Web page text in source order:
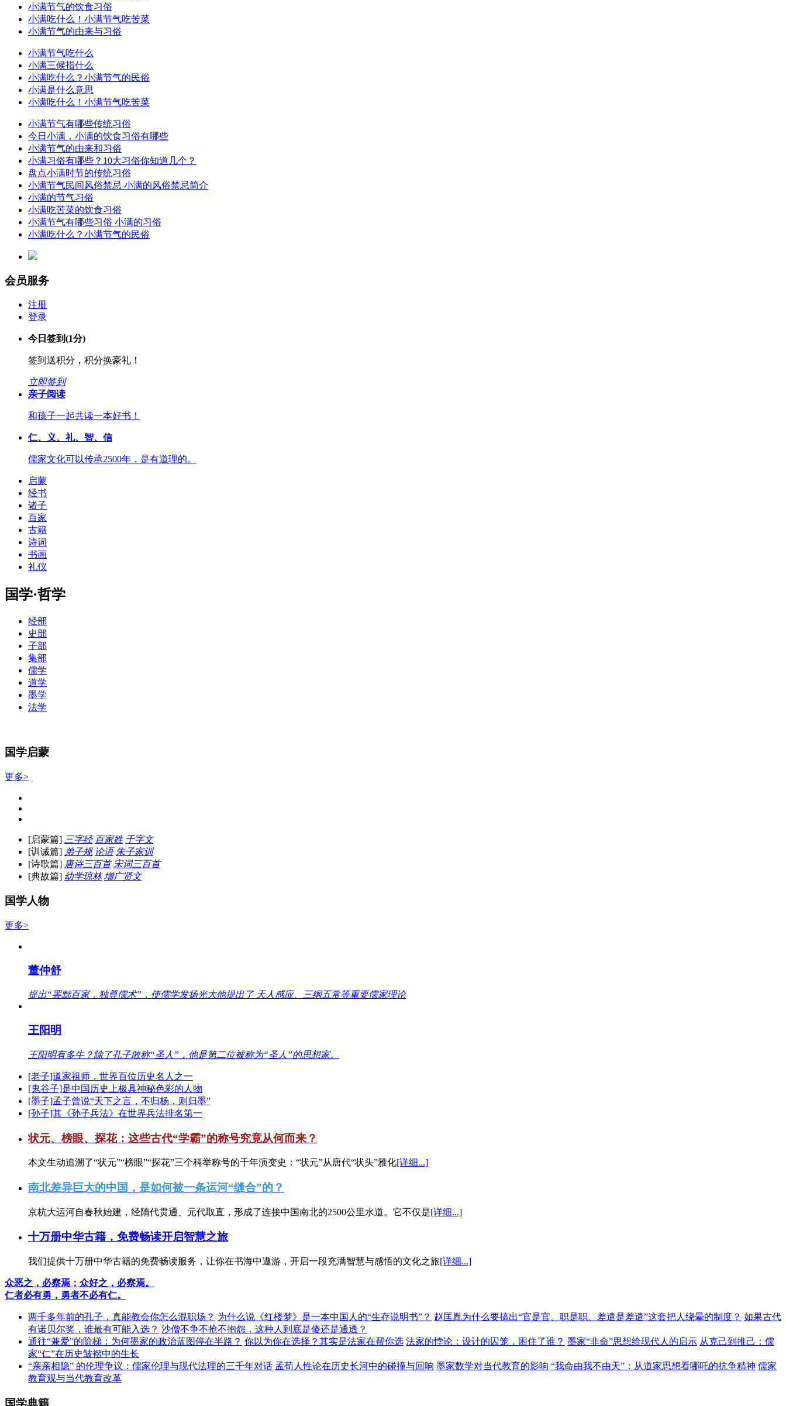
小满节气的饮食习俗
小满吃什么！小满节气吃苦菜
小满节气的由来与习俗
小满节气吃什么
小满三候指什么
小满吃什么？小满节气的民俗
小满是什么意思
小满吃什么！小满节气吃苦菜
小满节气有哪些传统习俗
今日小满，小满的饮食习俗有哪些
小满节气的由来和习俗
小满习俗有哪些？10大习俗你知道几个？
盘点小满时节的传统习俗
小满节气民间风俗禁忌 小满的风俗禁忌简介
小满的节气习俗
小满吃苦菜的饮食习俗
小满节气有哪些习俗 小满的习俗
小满吃什么？小满节气的民俗
会员服务
注册
登录
今日签到(1分)
签到送积分，积分换豪礼！
立即签到
亲子阅读
和孩子一起共读一本好书！
仁、义、礼、智、信
儒家文化可以传承2500年，是有道理的。
启蒙
经书
诸子
百家
古籍
诗词
书画
礼仪
国学·哲学
经部
史部
子部
集部
儒学
道学
墨学
法学
国学启蒙
更多>
[启蒙篇] 三字经 百家姓 千字文
[训诫篇] 弟子规 论语 朱子家训
[诗歌篇] 唐诗三百首 宋词三百首
[典故篇] 幼学琼林 增广贤文
国学人物
更多>
董仲舒
提出“罢黜百家，独尊儒术”，使儒学发扬光大他提出了 天人感应、三纲五常等重要儒家理论
王阳明
王阳明有多牛？除了孔子敢称“圣人”，他是第二位被称为“圣人”的思想家。
[老子]道家祖师，世界百位历史名人之一
[鬼谷子]是中国历史上极具神秘色彩的人物
[墨子]孟子曾说“天下之言，不归杨，则归墨”
[孙子]其《孙子兵法》在世界兵法排名第一
状元、榜眼、探花：这些古代“学霸”的称号究竟从何而来？
本文生动追溯了“状元”“榜眼”“探花”三个科举称号的千年演变史：“状元”从唐代“状头”雅化[详细...]
南北差异巨大的中国，是如何被一条运河“缝合”的？
京杭大运河自春秋始建，经隋代贯通、元代取直，形成了连接中国南北的2500公里水道。它不仅是[详细...]
十万册中华古籍，免费畅读开启智慧之旅
我们提供十万册中华古籍的免费畅读服务，让你在书海中遨游，开启一段充满智慧与感悟的文化之旅[详细...]
众恶之，必察焉；众好之，必察焉。
仁者必有勇，勇者不必有仁。
两千多年前的孔子，真能教会你怎么混职场？ 为什么说《红楼梦》是一本中国人的“生存说明书”？ 赵匡胤为什么要搞出“官是官、职是职、差遣是差遣”这套把人绕晕的制度？ 如果古代
有诺贝尔奖，谁最有可能入选？ 沙僧不争不抢不抱怨，这种人到底是傻还是通透？
通往“兼爱”的阶梯：为何墨家的政治蓝图停在半路？ 你以为你在选择？其实是法家在帮你选 法家的悖论：设计的囚笼，困住了谁？ 墨家“非命”思想给现代人的启示 从克己到推己：儒
家“仁”在历史皱褶中的生长
“亲亲相隐” 的伦理争议：儒家伦理与现代法理的三千年对话 孟荀人性论在历史长河中的碰撞与回响 墨家数学对当代教育的影响 “我命由我不由天”：从道家思想看哪吒的抗争精神 儒家
教育观与当代教育改革
国学典籍